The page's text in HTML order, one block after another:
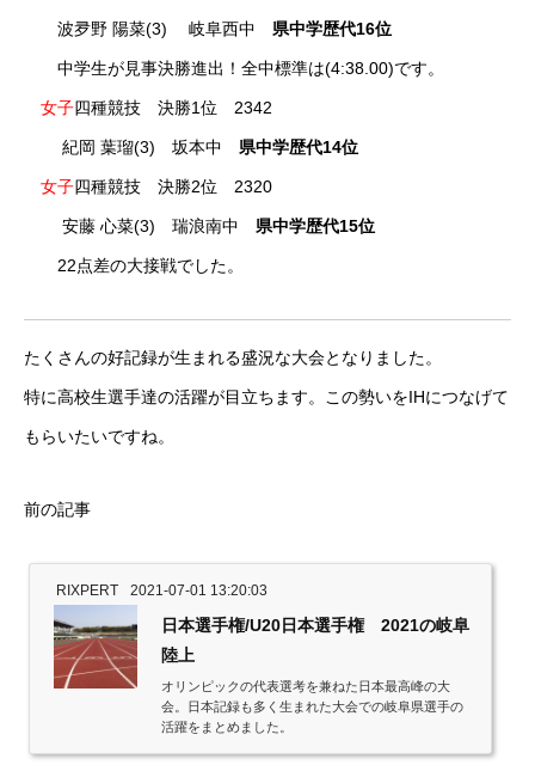
波夛野 陽菜(3) 岐阜西中 県中学歴代16位
中学生が見事決勝進出！全中標準は(4:38.00)です。
女子四種競技 決勝1位 2342
紀岡 葉瑠(3) 坂本中 県中学歴代14位
女子四種競技 決勝2位 2320
安藤 心菜(3) 瑞浪南中 県中学歴代15位
22点差の大接戦でした。
たくさんの好記録が生まれる盛況な大会となりました。
特に高校生選手達の活躍が目立ちます。この勢いをIHにつなげて
もらいたいですね。
前の記事
RIXPERT 2021-07-01 13:20:03
日本選手権/U20日本選手権 2021の岐阜
陸上
オリンピックの代表選考を兼ねた日本最高峰の大
会。日本記録も多く生まれた大会での岐阜県選手の
活躍をまとめました。